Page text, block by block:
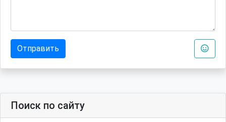
Отправить
Поиск по сайту